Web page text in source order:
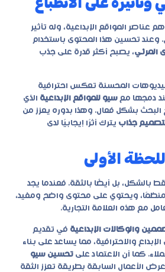
عناصر المواقع الإبداعية، وله تأثير
وعند تحسين هذا المحتوى باستخدام
المرئي، يصبح أكثر قدرة على جذب
المحسنة تعكس احترافية
دمجها مع سيو للمواقع الإبداعية الذي
بشكل فعال. وهذا بدوره يعزز من
جذاب يترك أثرًا إيجابيًا لدى
الأولى
بالشكل، بل أيضًا بالثقة. فعندما يجد
منظمًا، ويحتوي على محتوى واضح ومفيد،
مع هذه العلامة التجارية.
والوكالات الإبداعية في تقديم
والاحترافية، مما يساعد على بناء
كما أن الاعتماد على تحسين سيو
الأعمال السابقة بطريقة تعزز الثقة